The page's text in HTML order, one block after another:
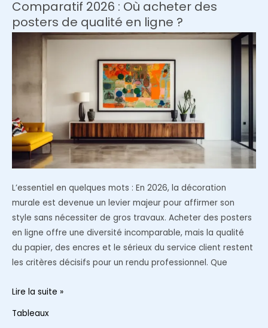
lié
aux
Comparatif 2026 : Où acheter des
posters de qualité en ligne ?
L’essentiel en quelques mots : En 2026, la décoration
murale est devenue un levier majeur pour affirmer son
style sans nécessiter de gros travaux. Acheter des posters
en ligne offre une diversité incomparable, mais la qualité
du papier, des encres et le sérieux du service client restent
les critères décisifs pour un rendu professionnel. Que
Comparatif
Lire la suite »
Tableaux